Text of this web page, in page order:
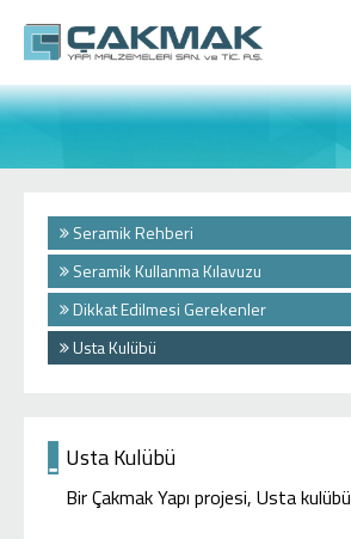
Seramik Rehberi
Seramik Kullanma Kılavuzu
Dikkat Edilmesi Gerekenler
Usta Kulübü
Usta Kulübü
Bir Çakmak Yapı projesi, Usta kulübü